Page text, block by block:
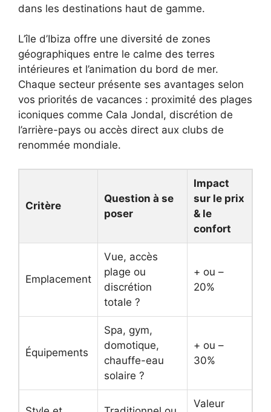
dans les destinations haut de gamme.
L’île d’Ibiza offre une diversité de zones
géographiques entre le calme des terres
intérieures et l’animation du bord de mer.
Chaque secteur présente ses avantages selon
vos priorités de vacances : proximité des plages
iconiques comme Cala Jondal, discrétion de
l’arrière-pays ou accès direct aux clubs de
renommée mondiale.
Critère
Question à se
poser
Impact
sur le prix
& le
confort
Emplacement
Vue, accès
plage ou
discrétion
totale ?
+ ou –
20%
Équipements
Spa, gym,
domotique,
chauffe-eau
solaire ?
+ ou –
30%
Valeur